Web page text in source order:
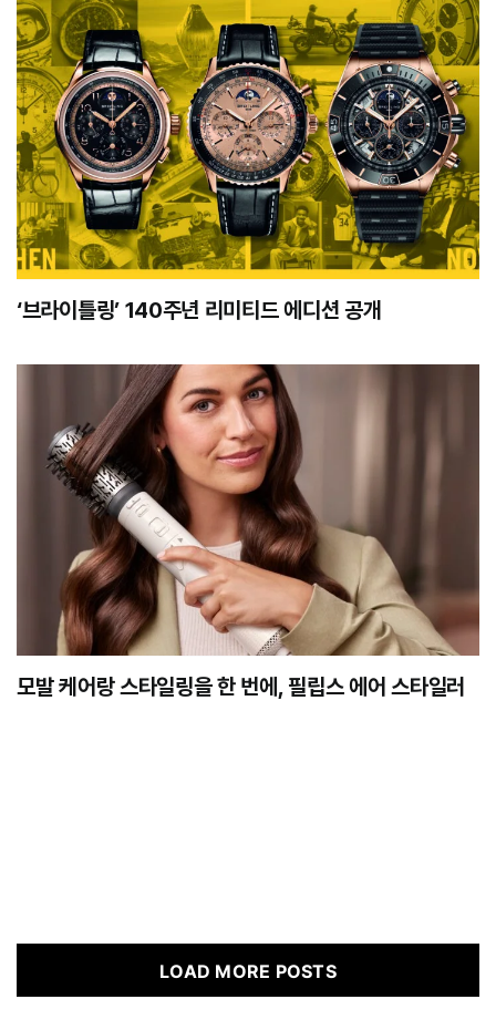
‘브라이틀링’ 140주년 리미티드 에디션 공개
모발 케어랑 스타일링을 한 번에, 필립스 에어 스타일러
LOAD MORE POSTS